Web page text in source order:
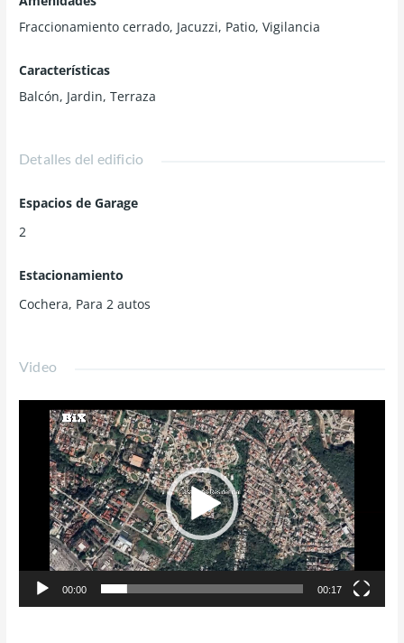
Fraccionamiento cerrado, Jacuzzi, Patio, Vigilancia
Características
Balcón, Jardin, Terraza
Detalles del edificio
Espacios de Garage
2
Estacionamiento
Cochera, Para 2 autos
Video
Reproductor
vídeo
00:00 00:17